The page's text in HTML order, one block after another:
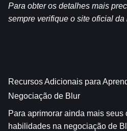
Para obter os detalhes mais
sempre verifique o site oficial
Recursos Adicionais para
Negociação de Blur
Para aprimorar ainda mais seus
habilidades na negociação de